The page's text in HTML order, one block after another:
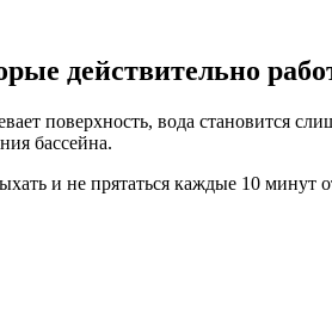
действительно
поверхность, вода становится
бассейна.
и не прятаться каждые 10